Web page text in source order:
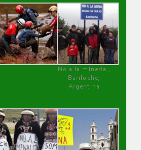
No a la minería ,
Bariloche,
Argentina